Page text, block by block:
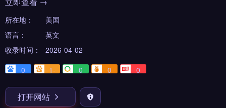
所在地：
美国
语言：
英文
收录时间：
2026-04-02
0
1- 0 0 0
打开网站